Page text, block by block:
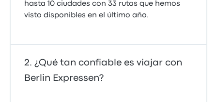
hasta 10 ciudades con 33 rutas que hemos
visto disponibles en el último año.
¿Qué tan confiable es viajar con
Berlin Expressen?